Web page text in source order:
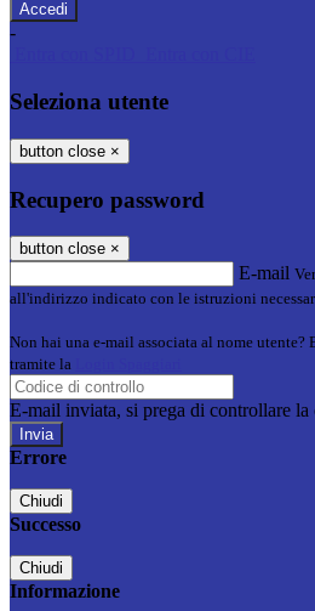
-
Seleziona utente
button close ×
Recupero password
button close ×
E-mail
all'indirizzo indicato con le istruzioni
Non hai una e-mail associata al nome utente?
tramite la
E-mail inviata, si prega di controllare la
Errore
Chiudi
Successo
Chiudi
Informazione